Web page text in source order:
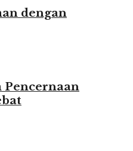
dengan
Pencernaan